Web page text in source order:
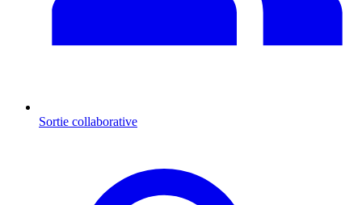
Sortie collaborative